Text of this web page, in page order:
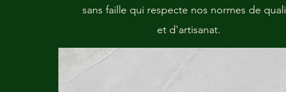
sans faille qui respecte nos normes de
et d'artisanat.